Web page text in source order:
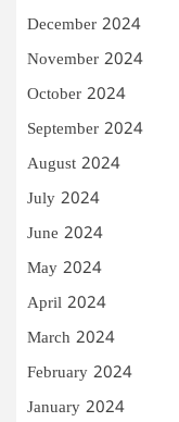
December 2024
November 2024
October 2024
September 2024
August 2024
July 2024
June 2024
May 2024
April 2024
March 2024
February 2024
January 2024